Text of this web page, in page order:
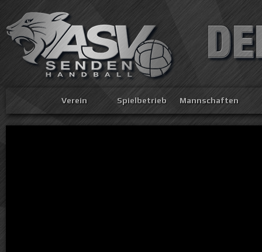
Verein Spielbetrieb Mannschaften